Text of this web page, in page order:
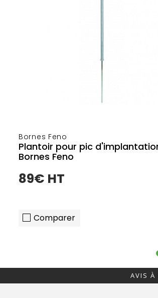
Bornes Feno
Plantoir pour pic
Bornes Feno
89€ HT
Comparer
AVIS À